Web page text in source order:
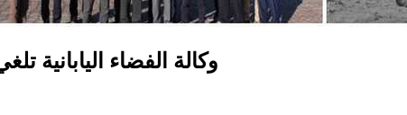
وكالة الفضاء